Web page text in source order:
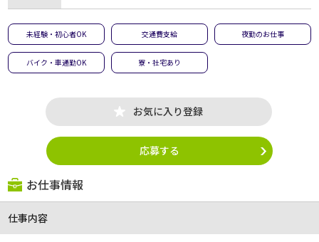
未経験・初心者OK 交通費支給 夜勤のお仕事
バイク・車通勤OK 寮・社宅あり
お気に入り登録
応募する
お仕事情報
仕事内容